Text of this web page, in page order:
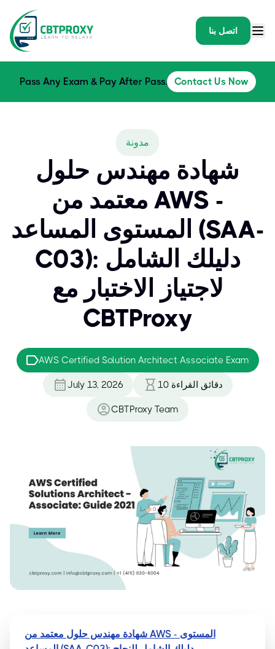
اتصل بنا
Pass Any Exam & Pay After Pass. Contact Us Now
مدونة
شهادة مهندس حلول
معتمد من AWS -
المستوى المساعد (SAA-
C03): دليلك الشامل
لاجتياز الاختبار مع
CBTProxy
AWS Certified Solution Architect Associate Exam
July 13, 2026 10 دقائق القراءة
CBTProxy Team
شهادة مهندس حلول معتمد من AWS - المستوى